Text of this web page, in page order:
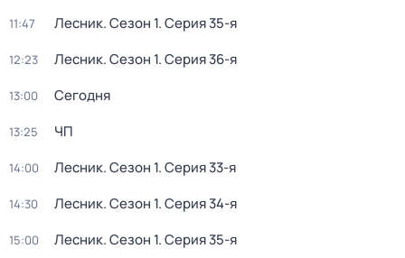
11:47 Лесник. Сезон 1. Серия 35-я
12:23 Лесник. Сезон 1. Серия 36-я
13:00 Сегодня
13:25 ЧП
14:00 Лесник. Сезон 1. Серия 33-я
14:30 Лесник. Сезон 1. Серия 34-я
15:00 Лесник. Сезон 1. Серия 35-я